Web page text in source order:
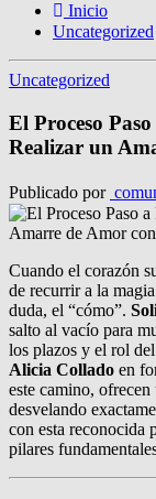
Inicio
Uncategorized
Uncategorized
El Proceso
Realizar un
Publicado por
Cuando el corazón
de recurrir a la
duda, el “cómo”.
salto al vacío para
los plazos y el rol
Alicia Collado en
este camino,
desvelando
con esta reconocida
pilares